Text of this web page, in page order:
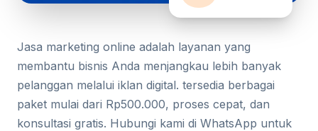
Jasa marketing online adalah layanan yang
membantu bisnis Anda menjangkau lebih banyak
pelanggan melalui iklan digital. tersedia berbagai
paket mulai dari Rp500.000, proses cepat, dan
konsultasi gratis. Hubungi kami di WhatsApp untuk